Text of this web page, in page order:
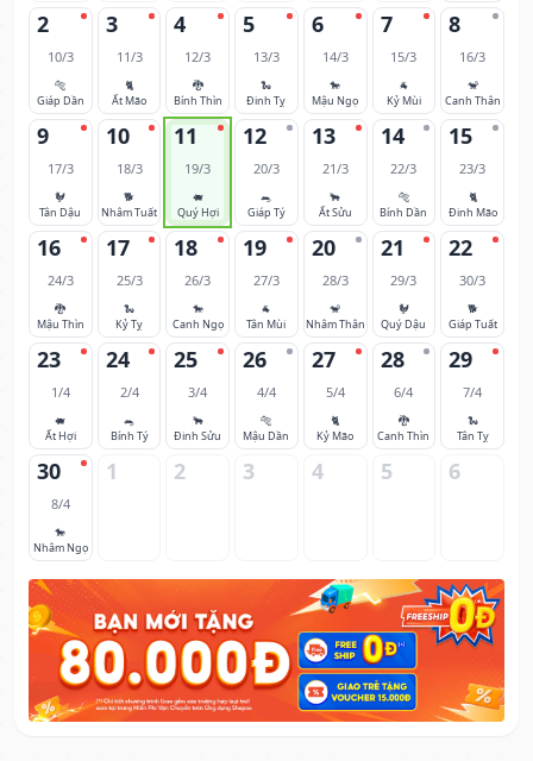
2
10/3
🐅
Giáp Dần
3
11/3
🐈
Ất Mão
4
12/3
🐉
Bính Thìn
5
13/3
🐍
Đinh Tỵ
6
14/3
🐎
Mậu Ngọ
7
15/3
🐐
Kỷ Mùi
8
16/3
🐒
Canh Thân
9
17/3
🐓
Tân Dậu
10
18/3
🐕
Nhâm Tuất
11
19/3
🐖
Quý Hợi
12
20/3
🐀
Giáp Tý
13
21/3
🐂
Ất Sửu
14
22/3
🐅
Bính Dần
15
23/3
🐈
Đinh Mão
16
24/3
🐉
Mậu Thìn
17
25/3
🐍
Kỷ Tỵ
18
26/3
🐎
Canh Ngọ
19
27/3
🐐
Tân Mùi
20
28/3
🐒
Nhâm Thân
21
29/3
🐓
Quý Dậu
22
30/3
🐕
Giáp Tuất
23
1/4
🐖
Ất Hợi
24
2/4
🐀
Bính Tý
25
3/4
🐂
Đinh Sửu
26
4/4
🐅
Mậu Dần
27
5/4
🐈
Kỷ Mão
28
6/4
🐉
Canh Thìn
29
7/4
🐍
Tân Tỵ
30
8/4
🐎
Nhâm Ngọ
1 2 3 4 5 6